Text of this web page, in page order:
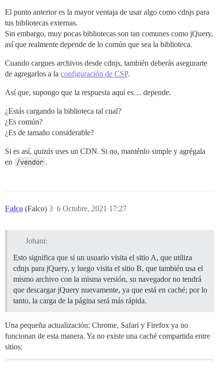
El punto anterior es la mayor ventaja de usar algo como cdnjs para
tus bibliotecas externas.
Sin embargo, muy pocas bibliotecas son tan comunes como jQuery,
así que realmente depende de lo común que sea la biblioteca.
Cuando cargues archivos desde cdnjs, también deberás asegurarte
de agregarlos a la configuración de CSP.
Así que, supongo que la respuesta aquí es… depende.
¿Estás cargando la biblioteca tal cual?
¿Es común?
¿Es de tamaño considerable?
Si es así, quizás uses un CDN. Si no, manténlo simple y agrégala
en
/vendor .
Falco (Falco) 6 Octubre, 2021 17:27
3
Johani:
Esto significa que si un usuario visita el sitio A, que utiliza
cdnjs para jQuery, y luego visita el sitio B, que también usa el
mismo archivo con la misma versión, su navegador no tendrá
que descargar jQuery nuevamente, ya que está en caché; por lo
tanto, la carga de la página será más rápida.
Una pequeña actualización: Chrome, Safari y Firefox ya no
funcionan de esta manera. Ya no existe una caché compartida entre
sitios: